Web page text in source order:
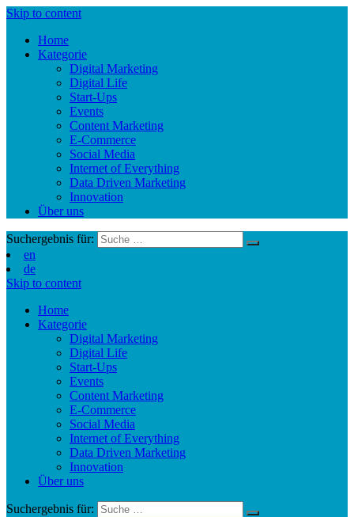
Skip to content
Home
Kategorie
Digital Marketing
Digital Life
Start-Ups
Events
Content Marketing
E-Commerce
Social Media
Internet of Everything
Data Driven Marketing
Innovation
Über uns
Suchergebnis für:
en
de
Skip to content
Home
Kategorie
Digital Marketing
Digital Life
Start-Ups
Events
Content Marketing
E-Commerce
Social Media
Internet of Everything
Data Driven Marketing
Innovation
Über uns
Suchergebnis für: